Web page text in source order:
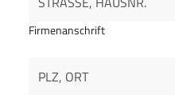
Firmenanschrift